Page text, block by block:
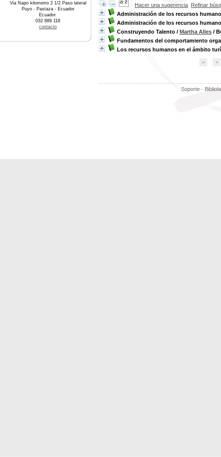
Hacer una sugerencia Refinar
Administración de los recursos
Administración de los recursos
Construyendo Talento / Martha Alles /
Fundamentos del comportamiento
Los recursos humanos en el ámbito
Soporte -
Via Napo kilometro 2 1/2 Paso lateral
Puyo - Pastaza - Ecuador
Ecuador
032 889 118
contacto